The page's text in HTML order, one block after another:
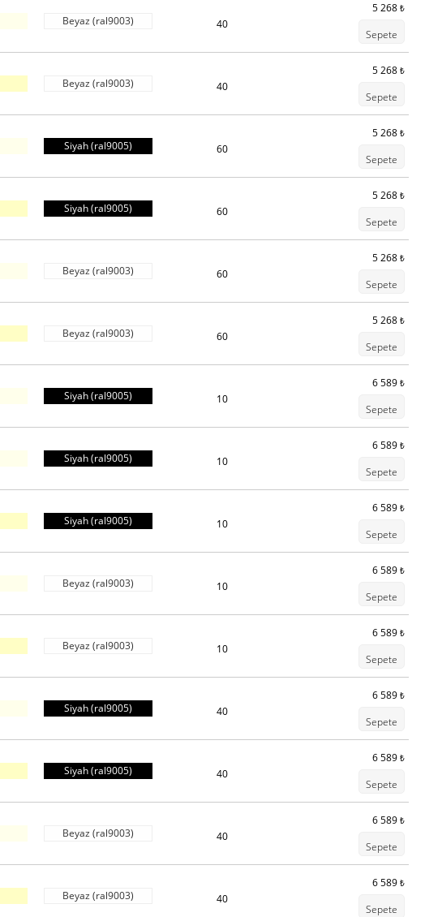
Beyaz (ral9003) 40
5 268₺
Sepete
Beyaz (ral9003) 40
5 268₺
Sepete
Siyah (ral9005) 60
5 268₺
Sepete
Siyah (ral9005) 60
5 268₺
Sepete
Beyaz (ral9003) 60
5 268₺
Sepete
Beyaz (ral9003) 60
5 268₺
Sepete
Siyah (ral9005) 10
6 589₺
Sepete
Siyah (ral9005) 10
6 589₺
Sepete
Siyah (ral9005) 10
6 589₺
Sepete
Beyaz (ral9003) 10
6 589₺
Sepete
Beyaz (ral9003) 10
6 589₺
Sepete
Siyah (ral9005) 40
6 589₺
Sepete
Siyah (ral9005) 40
6 589₺
Sepete
Beyaz (ral9003) 40
6 589₺
Sepete
Beyaz (ral9003) 40
6 589₺
Sepete